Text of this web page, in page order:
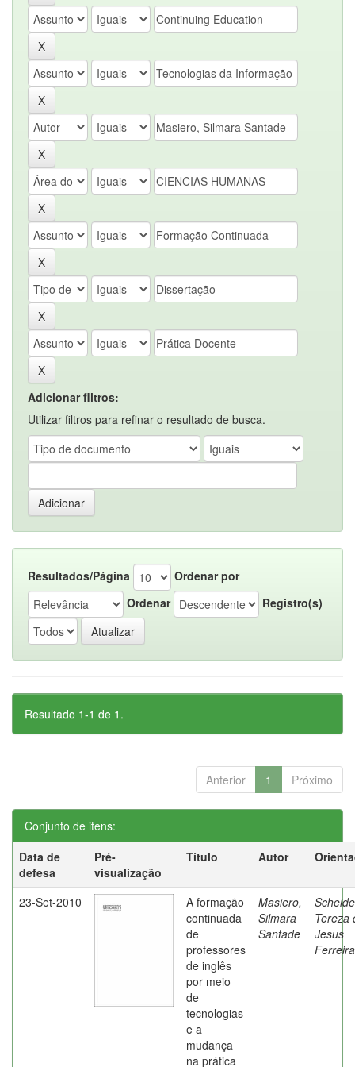
Adicionar filtros:
Utilizar filtros para refinar o resultado de busca.
Resultados/Página
Ordenar por
Ordenar
Registro(s)
Resultado 1-1 de 1.
Anterior 1 Próximo
Conjunto de itens:
Data de
defesa
Pré-
visualização
Título Autor
23-Set-2010
A formação
continuada
de
professores
de inglês
por meio
de
tecnologias
e a
mudança
na prática
Masiero,
Silmara
Santade
Tereza
Jesus
Ferreira